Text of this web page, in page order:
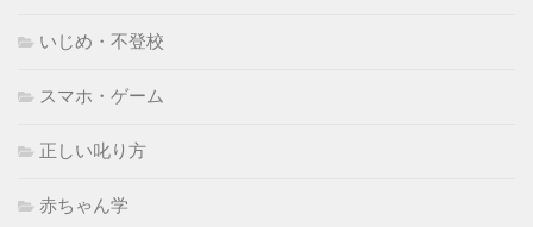
いじめ・不登校
スマホ・ゲーム
正しい叱り方
赤ちゃん学